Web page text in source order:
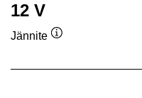
12 V
Jännite